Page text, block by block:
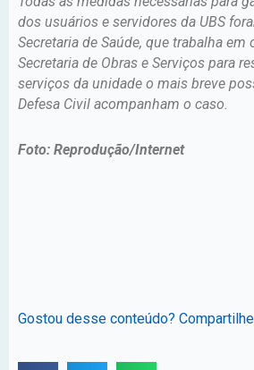
dos usuários e servidores da UBS
Secretaria de Saúde, que trabalha
Secretaria de Obras e Serviços para
serviços da unidade o mais breve
Defesa Civil acompanham o caso.
Foto: Reprodução/Internet
Gostou desse conteúdo? Compartilhe